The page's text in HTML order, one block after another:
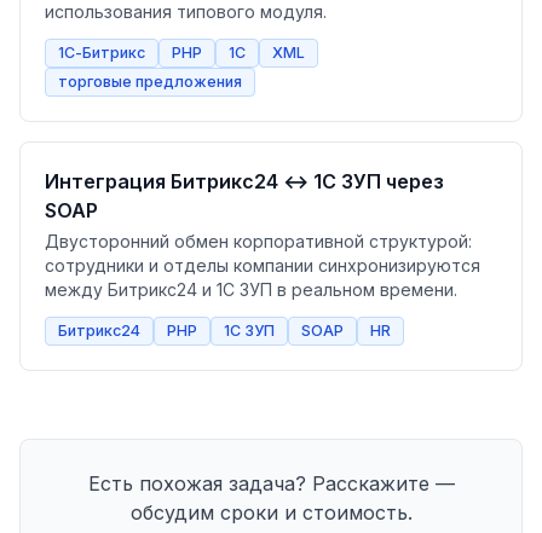
использования типового модуля.
1С-Битрикс PHP 1С
XML
торговые предложения
Интеграция Битрикс24 ↔ 1С ЗУП через
SOAP
Двусторонний обмен корпоративной структурой:
сотрудники и отделы компании синхронизируются
между Битрикс24 и 1С ЗУП в реальном времени.
Битрикс24 PHP 1С ЗУП SOAP HR
Есть похожая задача? Расскажите —
обсудим сроки и стоимость.